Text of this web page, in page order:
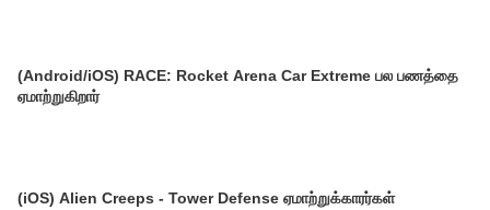
(Android/iOS) RACE: Rocket Arena Car Extreme பல பணத்தை
ஏமாற்றுகிறார்
(iOS) Alien Creeps - Tower Defense ஏமாற்றுக்காரர்கள்